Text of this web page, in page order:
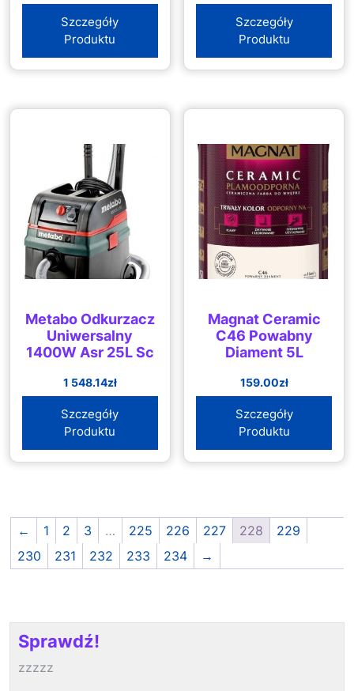
Szczegóły
Produktu
Szczegóły
Produktu
Metabo Odkurzacz
Uniwersalny
1400W Asr 25L Sc
1 548.14zł
Szczegóły
Produktu
Magnat Ceramic
C46 Powabny
Diament 5L
159.00zł
Szczegóły
Produktu
← 1 2 3 … 225 226 227 228
229
230
231 232 233 234 →
Sprawdź!
zzzzz